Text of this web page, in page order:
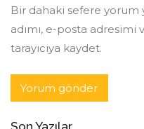
Bir dahaki sefere yorum
adımı, e-posta
tarayıcıya kaydet.